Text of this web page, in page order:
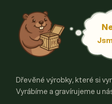
Dřevěné výrobky, které si
Vyrábíme a gravírujeme u